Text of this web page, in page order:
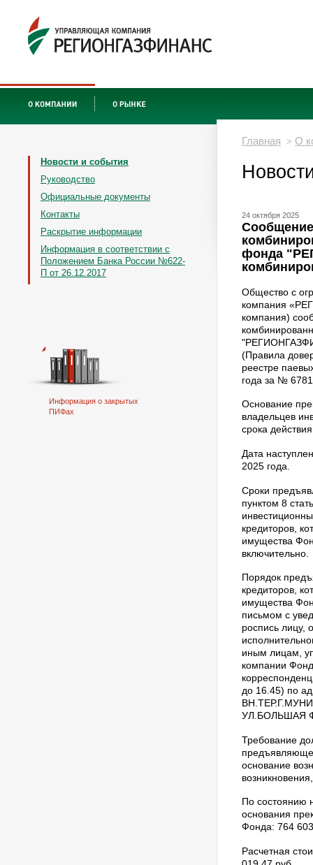
Новости и события
Руководство
Официальные документы
Контакты
Раскрытие информации
Информация в соответствии с
Положением Банка России №622-
П от 26.12.2017
Информация о закрытых
ПИФах
Главная > О
24 октября 2025
фонда
Общество с
компания
компания)
(Правила
реестре
года за №
Основание
владельцев
срока
Дата
2025 года.
Сроки
пунктом 8
кредиторов,
имущества
включительно.
Порядок
кредиторов,
имущества
письмом с
роспись лицу,
иным лицам,
компании
до 16.45) по
УЛ.БОЛЬШАЯ
Требование
основание
По состоянию
основания
Фонда: 764
Расчетная